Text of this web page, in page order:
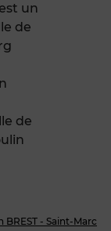
un
de
de
BREST - Saint-Marc